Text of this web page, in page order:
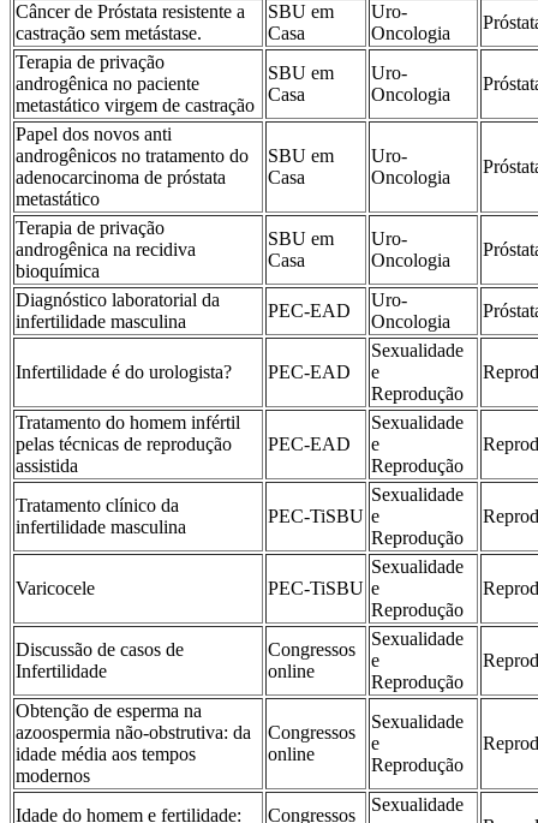
Câncer de Próstata resistente a
castração sem metástase.
SBU em
Casa
Uro-
Oncologia
Terapia de privação
androgênica no paciente
metastático virgem de castração
SBU em
Casa
Uro-
Oncologia
Papel dos novos anti
androgênicos no tratamento do
adenocarcinoma de próstata
metastático
SBU em
Casa
Uro-
Oncologia
Terapia de privação
androgênica na recidiva
bioquímica
SBU em
Casa
Uro-
Oncologia
Diagnóstico laboratorial da
infertilidade masculina
PEC-EAD
Uro-
Oncologia
Infertilidade é do urologista? PEC-EAD
Sexualidade
e
Reprodução
Tratamento do homem infértil
pelas técnicas de reprodução
assistida
PEC-EAD
Sexualidade
e
Reprodução
Tratamento clínico da
infertilidade masculina
PEC-TiSBU
Sexualidade
e
Reprodução
Varicocele PEC-TiSBU
Sexualidade
e
Reprodução
Discussão de casos de
Infertilidade
Congressos
online
Sexualidade
e
Reprodução
Obtenção de esperma na
azoospermia não-obstrutiva: da
idade média aos tempos
modernos
Congressos
online
Sexualidade
e
Reprodução
Idade do homem e fertilidade: Congressos
Sexualidade